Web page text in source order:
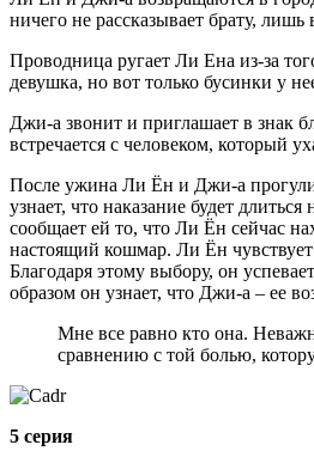
ничего не рассказывает брату, лишь
Проводница ругает Ли Ена из-за
девушка, но вот только бусинки у
Джи-а звонит и приглашает в знак
встречается с человеком, который
После ужина Ли Ён и Джи-а
узнает, что наказание будет
сообщает ей то, что Ли Ён сейчас
настоящий кошмар. Ли Ён
Благодаря этому выбору, он
образом он узнает, что Джи-а – ее
Мне все равно кто она.
сравнению с той болью,
5 серия